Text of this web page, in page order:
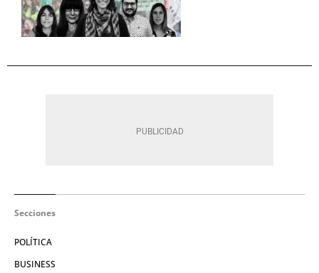
Secciones
POLÍTICA
BUSINESS